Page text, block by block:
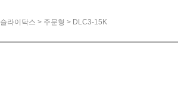
슬라이닥스 > 주문형 > DLC3-15K